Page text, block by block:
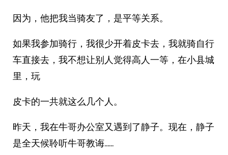
因为，他把我当骑友了，是平等关系。
如果我参加骑行，我很少开着皮卡去，我就骑自行
车直接去，我不想让别人觉得高人一等，在小县城
里，玩
皮卡的一共就这么几个人。
昨天，我在牛哥办公室又遇到了静子。现在，静子
是全天候聆听牛哥教诲……